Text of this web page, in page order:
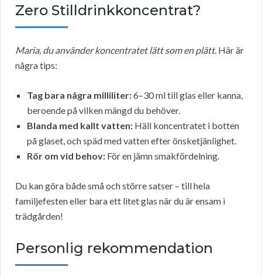
Zero Stilldrinkkoncentrat?
Maria, du använder koncentratet lätt som en plätt. Här är
några tips:
Tag bara några milliliter:6–30 ml till glas eller kanna,
beroende på vilken mängd du behöver.
Blanda med kallt vatten: Häll koncentratet i botten
på glaset, och späd med vatten efter önsketjänlighet.
Rör om vid behov: För en jämn smakfördelning.
Du kan göra både små och större satser – till hela
familjefesten eller bara ett litet glas när du är ensam i
trädgården!
Personlig rekommendation